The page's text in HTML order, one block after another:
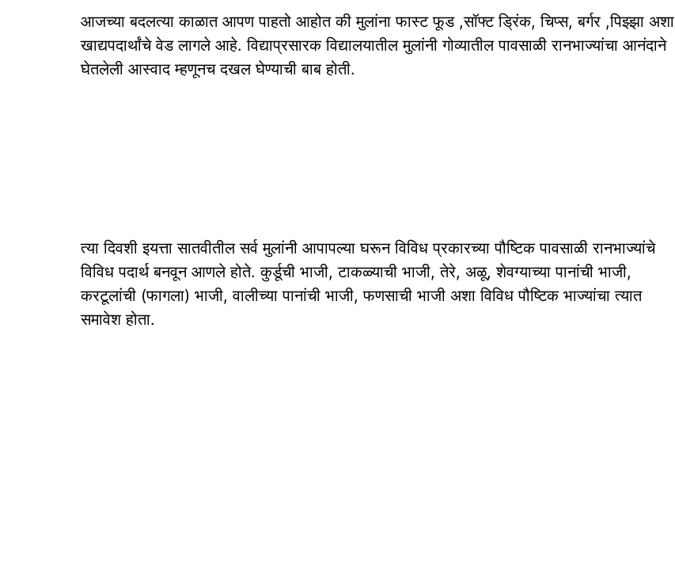
आजच्या बदलत्या काळात आपण पाहतो आहोत की मुलांना फास्ट फूड ,सॉफ्ट ड्रिंक, चिप्स, बर्गर ,पिझ्झा अशा
खाद्यपदार्थांचे वेड लागले आहे. विद्याप्रसारक विद्यालयातील मुलांनी गोव्यातील पावसाळी रानभाज्यांचा आनंदाने
घेतलेली आस्वाद म्हणूनच दखल घेण्याची बाब होती.
त्या दिवशी इयत्ता सातवीतील सर्व मुलांनी आपापल्या घरून विविध प्रकारच्या पौष्टिक पावसाळी रानभाज्यांचे
विविध पदार्थ बनवून आणले होते. कुर्डूची भाजी, टाकळ्याची भाजी, तेरे, अळू, शेवग्याच्या पानांची भाजी,
करटूलांची (फागला) भाजी, वालीच्या पानांची भाजी, फणसाची भाजी अशा विविध पौष्टिक भाज्यांचा त्यात
समावेश होता.